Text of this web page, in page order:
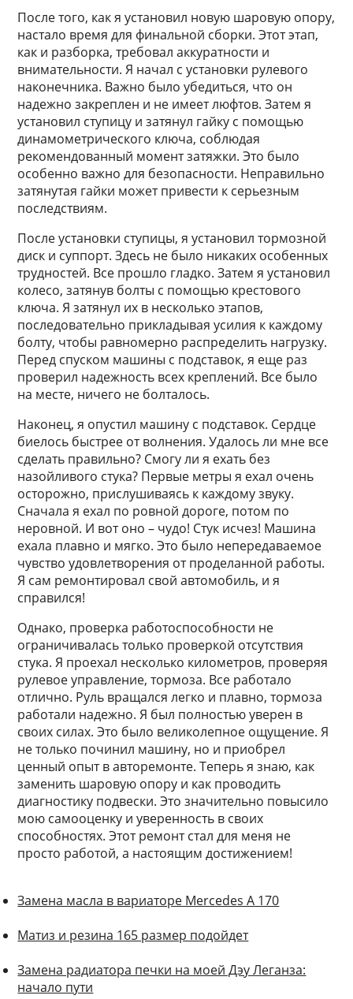
После того, как я установил новую шаровую опору,
настало время для финальной сборки. Этот этап,
как и разборка, требовал аккуратности и
внимательности. Я начал с установки рулевого
наконечника. Важно было убедиться, что он
надежно закреплен и не имеет люфтов. Затем я
установил ступицу и затянул гайку с помощью
динамометрического ключа, соблюдая
рекомендованный момент затяжки. Это было
особенно важно для безопасности. Неправильно
затянутая гайки может привести к серьезным
последствиям.
После установки ступицы, я установил тормозной
диск и суппорт. Здесь не было никаких особенных
трудностей. Все прошло гладко. Затем я установил
колесо, затянув болты с помощью крестового
ключа. Я затянул их в несколько этапов,
последовательно прикладывая усилия к каждому
болту, чтобы равномерно распределить нагрузку.
Перед спуском машины с подставок, я еще раз
проверил надежность всех креплений. Все было
на месте, ничего не болталось.
Наконец, я опустил машину с подставок. Сердце
биелось быстрее от волнения. Удалось ли мне все
сделать правильно? Смогу ли я ехать без
назойливого стука? Первые метры я ехал очень
осторожно, прислушиваясь к каждому звуку.
Сначала я ехал по ровной дороге, потом по
неровной. И вот оно – чудо! Стук исчез! Машина
ехала плавно и мягко. Это было непередаваемое
чувство удовлетворения от проделанной работы.
Я сам ремонтировал свой автомобиль, и я
справился!
Однако, проверка работоспособности не
ограничивалась только проверкой отсутствия
стука. Я проехал несколько километров, проверяя
рулевое управление, тормоза. Все работало
отлично. Руль вращался легко и плавно, тормоза
работали надежно. Я был полностью уверен в
своих силах. Это было великолепное ощущение. Я
не только починил машину, но и приобрел
ценный опыт в авторемонте. Теперь я знаю, как
заменить шаровую опору и как проводить
диагностику подвески. Это значительно повысило
мою самооценку и уверенность в своих
способностях. Этот ремонт стал для меня не
просто работой, а настоящим достижением!
Замена масла в вариаторе Mercedes A 170
Матиз и резина 165 размер подойдет
Замена радиатора печки на моей Дэу Леганза:
начало пути